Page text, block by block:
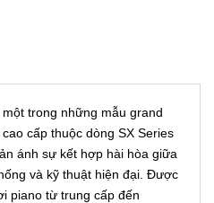
một trong những mẫu grand
cấp thuộc dòng SX Series
ánh sự kết hợp hài hòa giữa
và kỹ thuật hiện đại. Được
piano từ trung cấp đến